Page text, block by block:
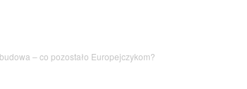
– co pozostało Europejczykom?